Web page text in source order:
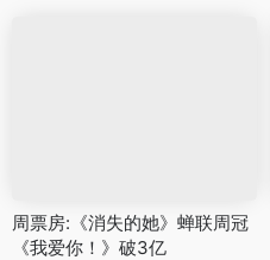
周票房:《消失的她》蝉联周冠
《我爱你！》破3亿